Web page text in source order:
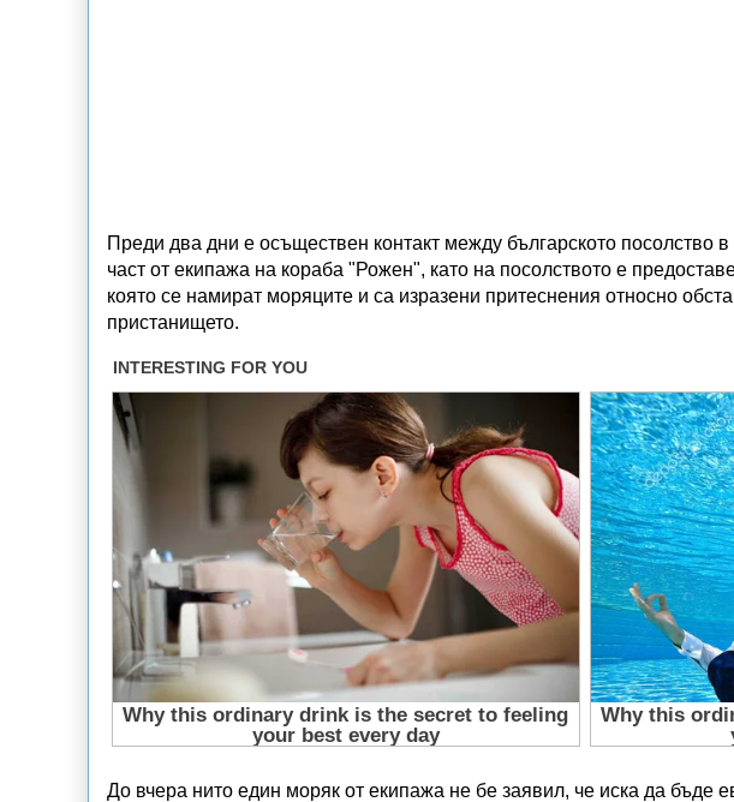
Преди два дни е осъществен контакт между българското посолство
част от екипажа на кораба "Рожен", като на посолството е
която се намират моряците и са изразени притеснения относно
пристанището.
До вчера нито един моряк от екипажа не бе заявил, че иска да бъде